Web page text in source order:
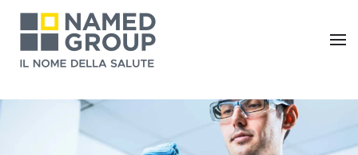
Skip to main content